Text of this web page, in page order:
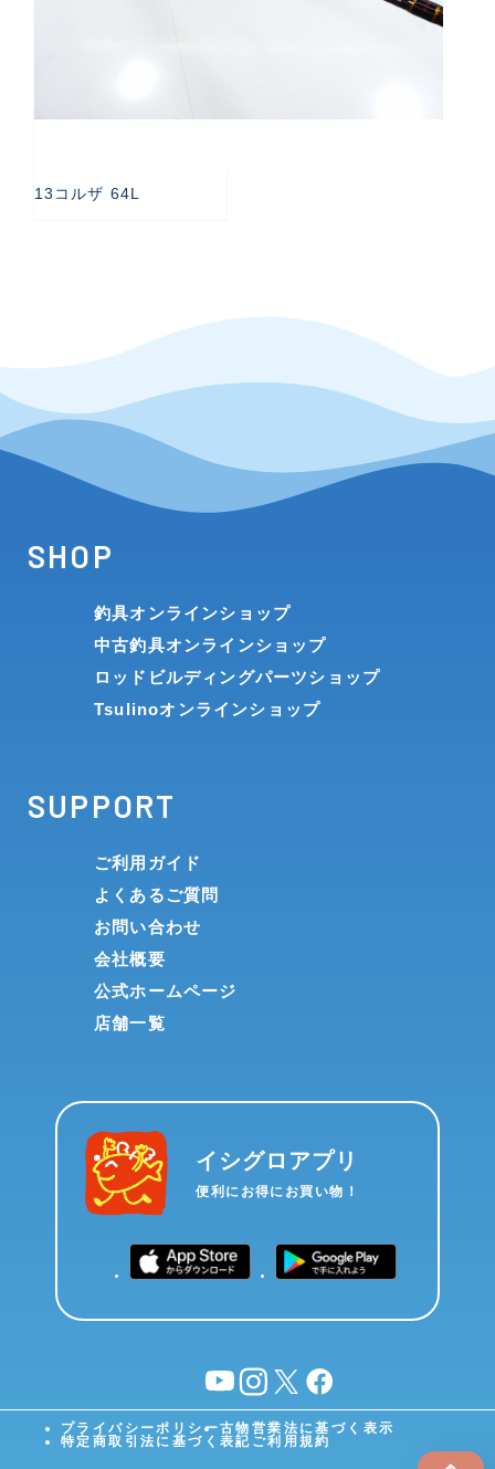
13コルザ 64L
SHOP
釣具オンラインショップ
中古釣具オンラインショップ
ロッドビルディングパーツショップ
Tsulinoオンラインショップ
SUPPORT
ご利用ガイド
よくあるご質問
お問い合わせ
会社概要
公式ホームページ
店舗一覧
イシグロアプリ
便利にお得にお買い物！
YouTubeinstagram
X facebook
プライバシーポリシー古物営業法に基づく表示
特定商取引法に基づく表記 ご利用規約